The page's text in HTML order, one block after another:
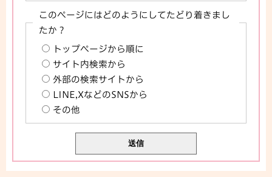
このページにはどのようにしてたどり着きまし
たか？
トップページから順に
サイト内検索から
外部の検索サイトから
LINE,XなどのSNSから
その他